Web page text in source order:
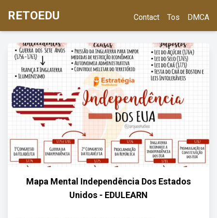
RETOEDU Contact Tos DMCA
Mapa Mental Independência Dos Estados
Unidos - EDULEARN